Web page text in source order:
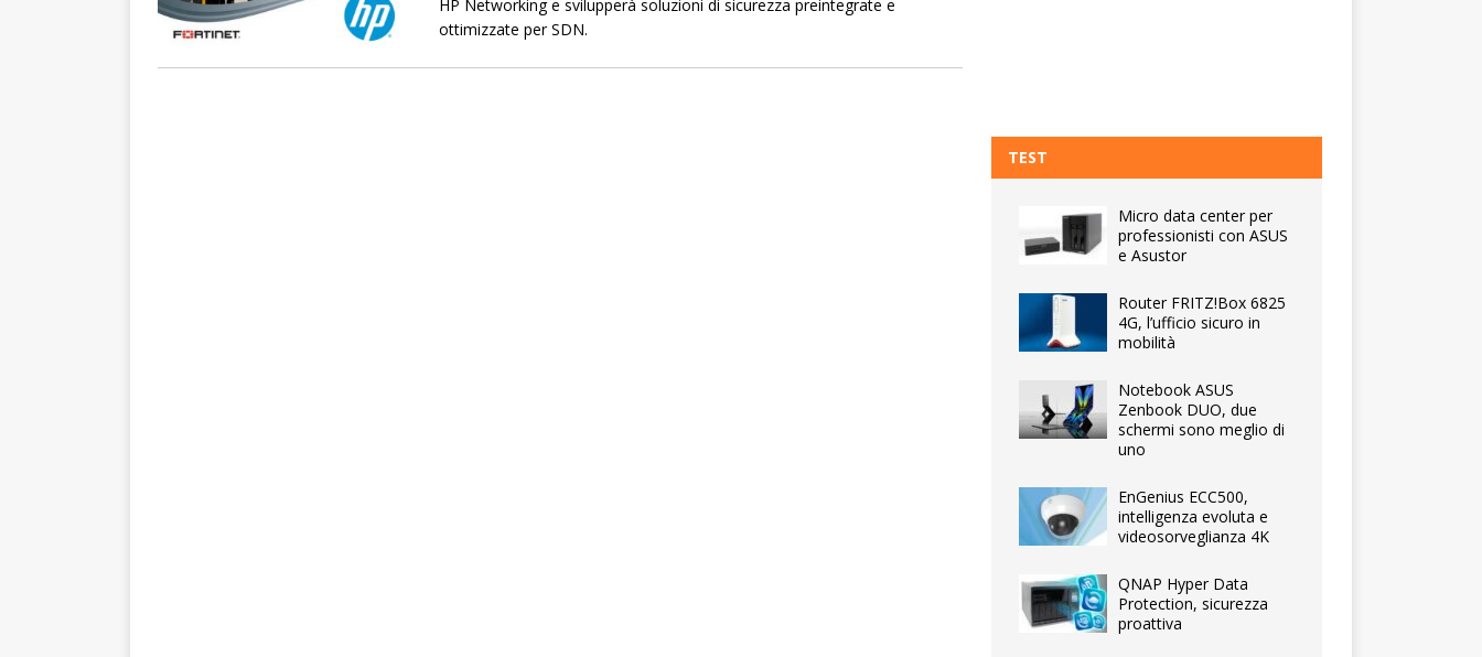
HP Networking e svilupperà soluzioni di sicurezza preintegrate e
ottimizzate per SDN.
TEST
Micro data center per
professionisti con ASUS
e Asustor
Router FRITZ!Box 6825
4G, l’ufficio sicuro in
mobilità
Notebook ASUS
Zenbook DUO, due
schermi sono meglio di
uno
EnGenius ECC500,
intelligenza evoluta e
videosorveglianza 4K
QNAP Hyper Data
Protection, sicurezza
proattiva